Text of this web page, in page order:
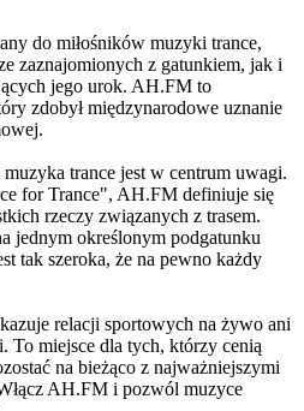
do miłośników muzyki trance,
zaznajomionych z gatunkiem, jak i
jego urok. AH.FM to
zdobył międzynarodowe uznanie
trance jest w centrum uwagi.
for Trance", AH.FM definiuje się
rzeczy związanych z trasem.
jednym określonym podgatunku
tak szeroka, że na pewno każdy
relacji sportowych na żywo ani
To miejsce dla tych, którzy cenią
na bieżąco z najważniejszymi
AH.FM i pozwól muzyce